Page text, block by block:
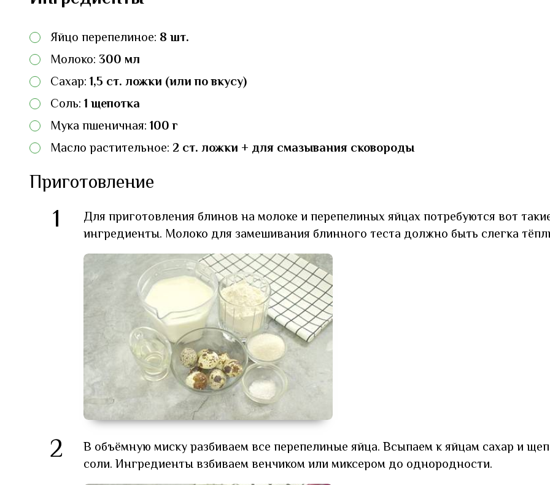
Яйцо перепелиное: 8 шт.
Молоко:300 мл
Сахар:1,5 ст. ложки (или по вкусу)
Соль:1 щепотка
Мука пшеничная:100 г
Масло растительное: 2 ст. ложки + для смазывания сковороды
Приготовление
1
Для приготовления блинов на молоке и перепелиных яйцах потребуются вот
ингредиенты. Молоко для замешивания блинного теста должно быть слегка
2
В объёмную миску разбиваем все перепелиные яйца. Всыпаем к яйцам сахар и
соли. Ингредиенты взбиваем венчиком или миксером до однородности.